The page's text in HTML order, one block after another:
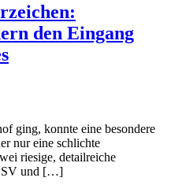
den Eingang
ging, konnte eine besondere
nur eine schlichte
riesige, detailreiche
SV und […]